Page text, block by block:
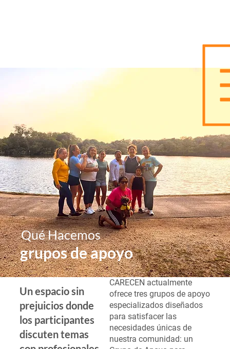
Un espacio sin
prejuicios donde
los participantes
discuten temas
CARECEN actualmente
ofrece tres grupos de apoyo
especializados diseñados
para satisfacer las
necesidades únicas de
nuestra comunidad: un
grupos de apoyo
Qué Hacemos